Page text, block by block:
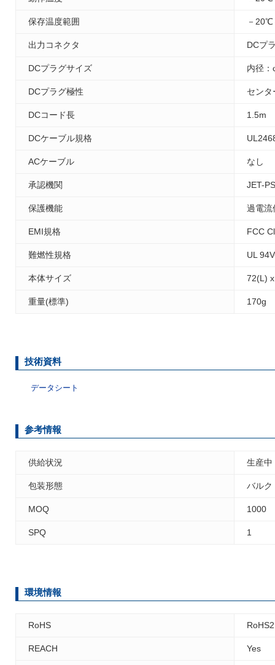
保存温度範囲 －
出力コネクタ DCプ
DCプラグサイズ 内径
DCプラグ極性 センタ
DCコード長 1.5m
DCケーブル規格
ACケーブル なし
承認機関 JET-
保護機能 過電流
EMI規格 FCC
難燃性規格 UL
本体サイズ 72(L)
重量(標準) 170g
技術資料
データシート
参考情報
供給状況 生産中
包装形態 バルク
MOQ 1000
SPQ 1
環境情報
RoHS
REACH Yes